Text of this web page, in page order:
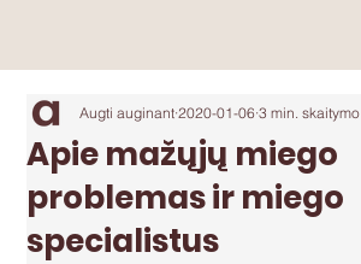
Apie mažųjų miego
problemas ir miego
specialistus
Augti auginant 2020-01-06 3 min. skaitymo